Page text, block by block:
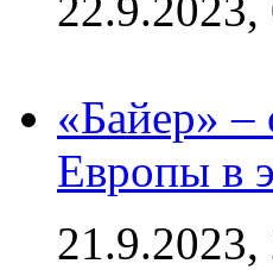
«Байер» –
Европы в
21.9.2023,